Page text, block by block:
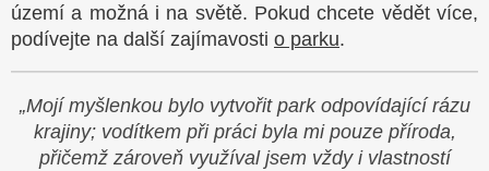
území a možná i na světě. Pokud chcete vědět více,
podívejte na další zajímavosti o parku.
„Mojí myšlenkou bylo vytvořit park odpovídající rázu
krajiny; vodítkem při práci byla mi pouze příroda,
přičemž zároveň využíval jsem vždy i vlastností